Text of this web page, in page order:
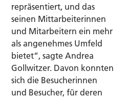
repräsentiert, und das
seinen Mittarbeiterinnen
und Mitarbeitern ein mehr
als angenehmes Umfeld
bietet“, sagte Andrea
Gollwitzer. Davon konnten
sich die Besucherinnen
und Besucher, für deren